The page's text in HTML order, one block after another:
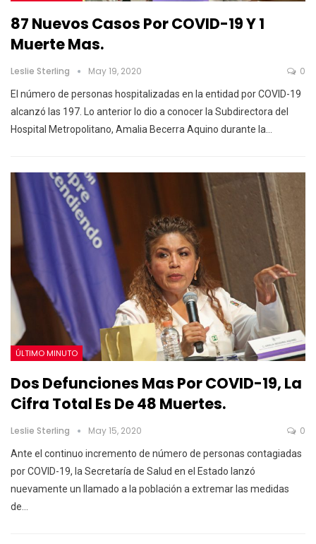
87 Nuevos Casos Por COVID-19 Y 1
Muerte Mas.
Leslie Sterling May 19, 2020 0
El número de personas hospitalizadas en la entidad por COVID-19
alcanzó las 197.
Lo anterior lo dio a conocer la Subdirectora del
Hospital Metropolitano, Amalia Becerra Aquino durante la
ÚLTIMO MINUTO
Dos Defunciones Mas Por COVID-19, La
Cifra Total Es De 48 Muertes.
Leslie Sterling May 15, 2020 0
Ante el continuo incremento de número de personas contagiadas
por COVID-19, la Secretaría de Salud en el Estado lanzó
nuevamente un llamado a la población a extremar las medidas
de…